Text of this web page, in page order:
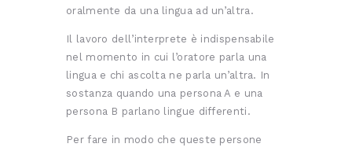
oralmente da una lingua ad un’altra.
Il lavoro dell’interprete è indispensabile
nel momento in cui l’oratore parla una
lingua e chi ascolta ne parla un’altra. In
sostanza quando una persona A e una
persona B parlano lingue differenti.
Per fare in modo che queste persone